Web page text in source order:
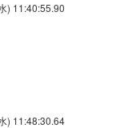
) 11:40:55.90
) 11:48:30.64